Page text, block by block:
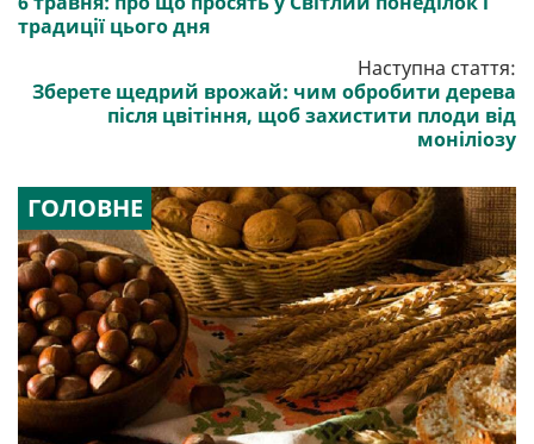
традиції цього дня
Наступна стаття:
Зберете щедрий врожай: чим обробити дерева
після цвітіння, щоб захистити плоди від
моніліозу
ГОЛОВНЕ